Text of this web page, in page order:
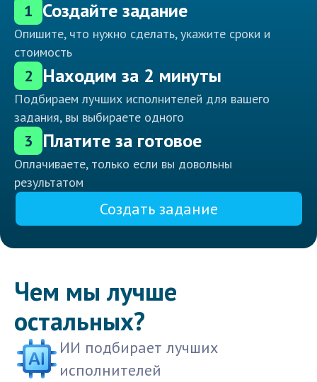
1 Создайте задание
Опишите, что нужно сделать, укажите сроки и
стоимость
2 Находим за 2 минуты
Подбираем лучших исполнителей для вашего
задания, вы выбираете одного
3 Платите за готовое
Оплачиваете, только если вы довольны
результатом
Создать задание
Чем мы лучше
остальных?
ИИ подбирает лучших
исполнителей